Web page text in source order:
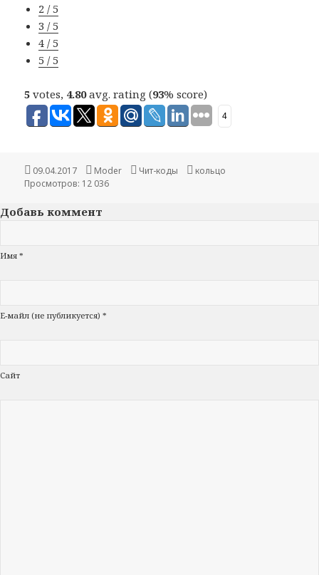
2 / 5
3 / 5
4 / 5
5 / 5
5 votes, 4.80avg. rating (93% score)
4
Опубликовано
09.04.2017 Автор
Moder Рубрики
Чит-коды Метки
кольцо
Просмотров: 12 036
Добавь коммент
Имя *
Е-майл (не публикуется) *
Сайт